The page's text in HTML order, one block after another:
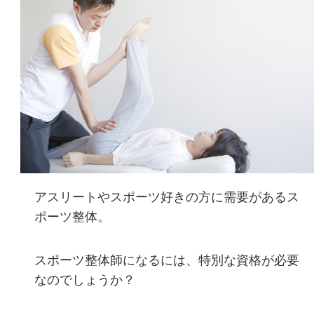
アスリートやスポーツ好きの方に需要があるス
ポーツ整体。
スポーツ整体師になるには、特別な資格が必要
なのでしょうか？